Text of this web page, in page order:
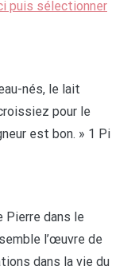
puis sélectionner
nés, le lait
pour le
est bon. » 1 Pi
Pierre dans le
l’œuvre de
dans la vie du